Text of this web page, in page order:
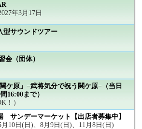
年3月17日
型サウンドツアー
会（団体）
ケ原」−武将気分で祝う関ケ原−（当日
16:00まで）
！）
サンデーマーケット【出店者募集中】
10日(日)、8月9日(日)、11月8日(日)